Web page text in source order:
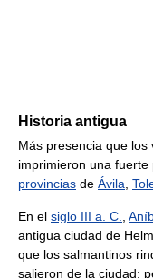
Historia antigua
Más presencia que los
imprimieron una
provincias de Ávila
En el siglo III a. C.
antigua ciudad de
que los salmantinos
salieron de la ciudad;